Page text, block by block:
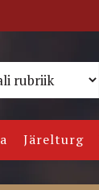
Järelturg